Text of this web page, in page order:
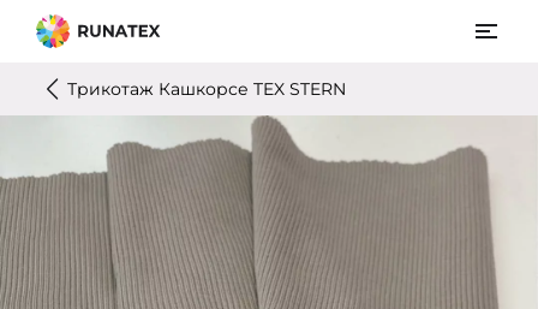
Трикотаж Кашкорсе TEX STERN